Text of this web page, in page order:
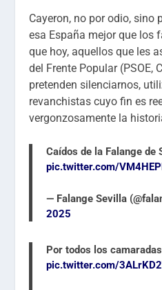
Cayeron, no por odio, sino
esa España mejor que los
que hoy, aquellos que les
del Frente Popular (PSOE,
pretenden silenciarnos,
revanchistas cuyo fin es
vergonzosamente la
Caídos de la Falange de
pic.twitter.com/
— Falange Sevilla
2025
Por todos los
pic.twitter.com/